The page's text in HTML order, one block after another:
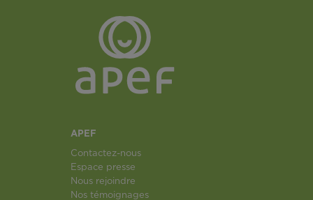
APEF
Contactez-nous
Espace presse
Nous rejoindre
Nos témoignages